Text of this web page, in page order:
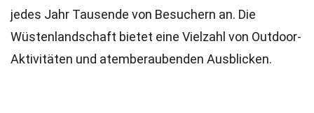
jedes Jahr Tausende von Besuchern an. Die
Wüstenlandschaft bietet eine Vielzahl von Outdoor-
Aktivitäten und atemberaubenden Ausblicken.